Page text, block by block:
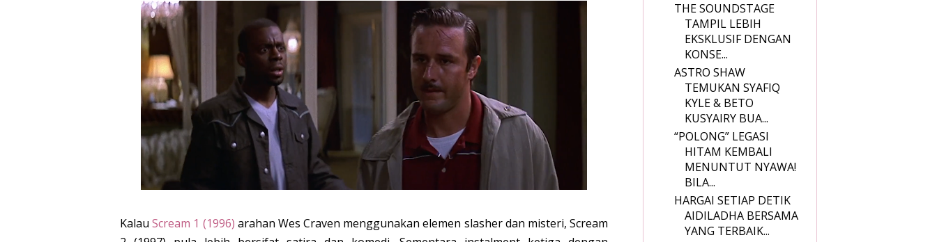
KalauScream 1 (1996) arahan Wes Craven menggunakan elemen slasher dan misteri, Scream
THE SOUNDSTAGE
TAMPIL LEBIH
EKSKLUSIF DENGAN
KONSE...
ASTRO SHAW
TEMUKAN SYAFIQ
KYLE & BETO
KUSYAIRY BUA...
“POLONG” LEGASI
HITAM KEMBALI
MENUNTUT NYAWA!
BILA...
HARGAI SETIAP DETIK
AIDILADHA BERSAMA
YANG TERBAIK...